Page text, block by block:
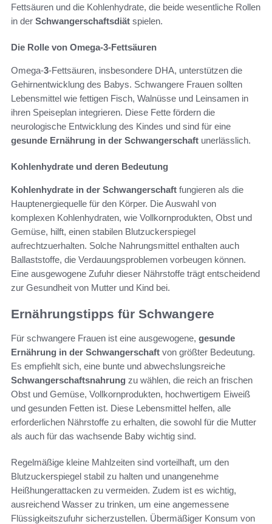
Fettsäuren und die Kohlenhydrate, die beide wesentliche Rollen
in der Schwangerschaftsdiät spielen.
Die Rolle von Omega-3-Fettsäuren
Omega-3-Fettsäuren, insbesondere DHA, unterstützen die
Gehirnentwicklung des Babys. Schwangere Frauen sollten
Lebensmittel wie fettigen Fisch, Walnüsse und Leinsamen in
ihren Speiseplan integrieren. Diese Fette fördern die
neurologische Entwicklung des Kindes und sind für eine
gesunde Ernährung in der Schwangerschaft unerlässlich.
Kohlenhydrate und deren Bedeutung
Kohlenhydrate in der Schwangerschaft fungieren als die
Hauptenergiequelle für den Körper. Die Auswahl von
komplexen Kohlenhydraten, wie Vollkornprodukten, Obst und
Gemüse, hilft, einen stabilen Blutzuckerspiegel
aufrechtzuerhalten. Solche Nahrungsmittel enthalten auch
Ballaststoffe, die Verdauungsproblemen vorbeugen können.
Eine ausgewogene Zufuhr dieser Nährstoffe trägt entscheidend
zur Gesundheit von Mutter und Kind bei.
Ernährungstipps für Schwangere
Für schwangere Frauen ist eine ausgewogene, gesunde
Ernährung in der Schwangerschaft von größter Bedeutung.
Es empfiehlt sich, eine bunte und abwechslungsreiche
Schwangerschaftsnahrung zu wählen, die reich an frischen
Obst und Gemüse, Vollkornprodukten, hochwertigem Eiweiß
und gesunden Fetten ist. Diese Lebensmittel helfen, alle
erforderlichen Nährstoffe zu erhalten, die sowohl für die Mutter
als auch für das wachsende Baby wichtig sind.
Regelmäßige kleine Mahlzeiten sind vorteilhaft, um den
Blutzuckerspiegel stabil zu halten und unangenehme
Heißhungerattacken zu vermeiden. Zudem ist es wichtig,
ausreichend Wasser zu trinken, um eine angemessene
Flüssigkeitszufuhr sicherzustellen. Übermäßiger Konsum von